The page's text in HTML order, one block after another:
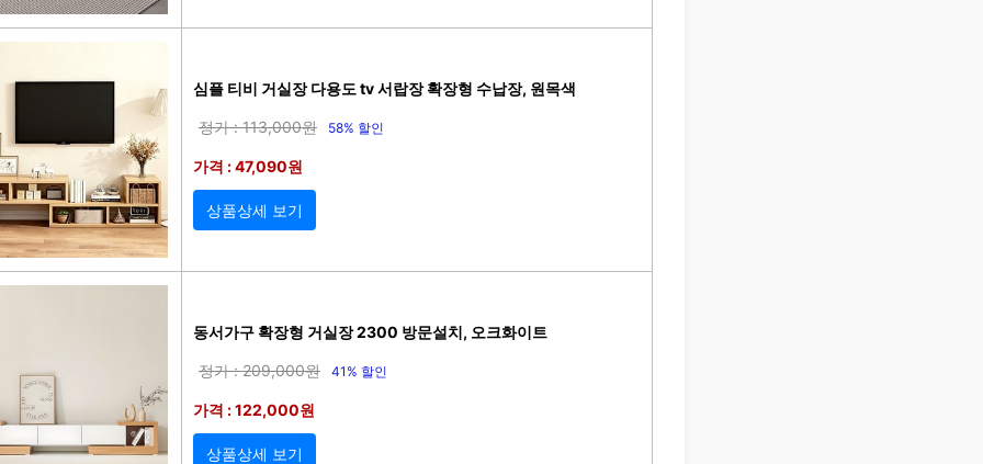
심플 티비 거실장 다용도 tv 서랍장 확장형 수납장, 원목색
정가 : 113,000원 58% 할인
가격 : 47,090원
상품상세 보기
동서가구 확장형 거실장 2300 방문설치, 오크화이트
정가 : 209,000원 41% 할인
가격 : 122,000원
상품상세 보기